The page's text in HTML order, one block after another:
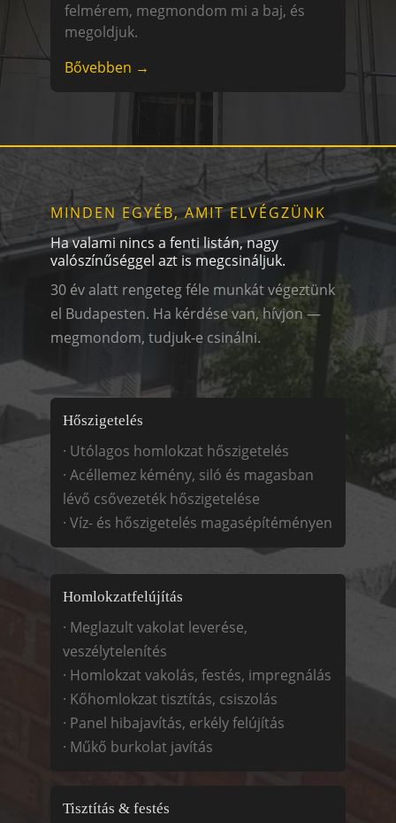
felmérem, megmondom mi a baj, és
megoldjuk.
Bővebben →
MINDEN EGYÉB, AMIT ELVÉGZÜNK
Ha valami nincs a fenti listán, nagy
valószínűséggel azt is megcsináljuk.
30 év alatt rengeteg féle munkát végeztünk
el Budapesten. Ha kérdése van, hívjon —
megmondom, tudjuk-e csinálni.
Hőszigetelés
· Utólagos homlokzat hőszigetelés
· Acéllemez kémény, siló és magasban
lévő csővezeték hőszigetelése
· Víz- és hőszigetelés magasépítéményen
Homlokzatfelújítás
· Meglazult vakolat leverése,
veszélytelenítés
· Homlokzat vakolás, festés, impregnálás
· Kőhomlokzat tisztítás, csiszolás
· Panel hibajavítás, erkély felújítás
· Műkő burkolat javítás
Tisztítás & festés